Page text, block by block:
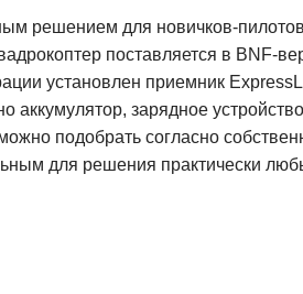
решением для новичков-
поставляется в BNF-
установлен приемник
зарядное
подобрать согласно
для решения практически